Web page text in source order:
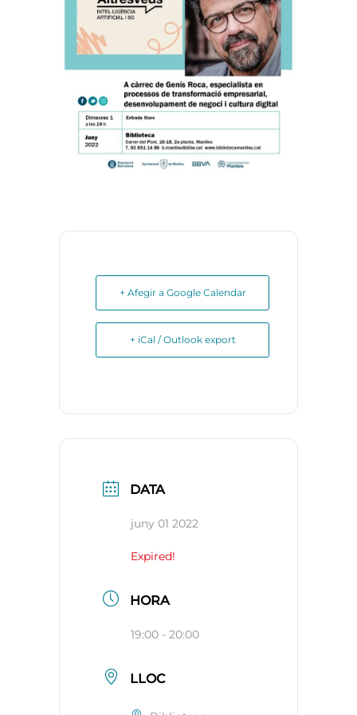
+ Afegir a Google Calendar
+ iCal / Outlook export
DATA
juny 01 2022
Expired!
HORA
19:00 - 20:00
LLOC